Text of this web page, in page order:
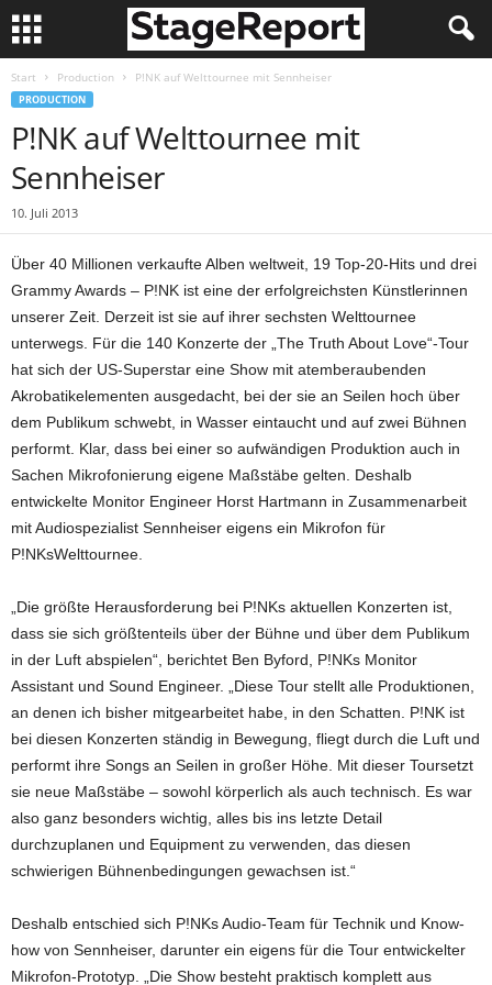
Start Production P!NK auf Welttournee mit Sennheiser
PRODUCTION
P!NK auf Welttournee mit
Sennheiser
10. Juli 2013
Über 40 Millionen verkaufte Alben weltweit, 19 Top-20-Hits und drei
Grammy Awards – P!NK ist eine der erfolgreichsten Künstlerinnen
unserer Zeit. Derzeit ist sie auf ihrer sechsten Welttournee
unterwegs. Für die 140 Konzerte der „The Truth About Love“-Tour
hat sich der US-Superstar eine Show mit atemberaubenden
Akrobatikelementen ausgedacht, bei der sie an Seilen hoch über
dem Publikum schwebt, in Wasser eintaucht und auf zwei Bühnen
performt. Klar, dass bei einer so aufwändigen Produktion auch in
Sachen Mikrofonierung eigene Maßstäbe gelten. Deshalb
entwickelte Monitor Engineer Horst Hartmann in Zusammenarbeit
mit Audiospezialist Sennheiser eigens ein Mikrofon für
P!NKsWelttournee.
„Die größte Herausforderung bei P!NKs aktuellen Konzerten ist,
dass sie sich größtenteils über der Bühne und über dem Publikum
in der Luft abspielen“, berichtet Ben Byford, P!NKs Monitor
Assistant und Sound Engineer. „Diese Tour stellt alle Produktionen,
an denen ich bisher mitgearbeitet habe, in den Schatten. P!NK ist
bei diesen Konzerten ständig in Bewegung, fliegt durch die Luft und
performt ihre Songs an Seilen in großer Höhe. Mit dieser Toursetzt
sie neue Maßstäbe – sowohl körperlich als auch technisch. Es war
also ganz besonders wichtig, alles bis ins letzte Detail
durchzuplanen und Equipment zu verwenden, das diesen
schwierigen Bühnenbedingungen gewachsen ist.“
Deshalb entschied sich P!NKs Audio-Team für Technik und Know-
how von Sennheiser, darunter ein eigens für die Tour entwickelter
Mikrofon-Prototyp. „Die Show besteht praktisch komplett aus